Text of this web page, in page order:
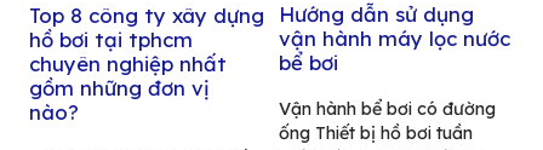
Top 8 công ty xây dựng
hồ bơi tại tphcm
chuyên nghiệp nhất
gồm những đơn vị
nào?
Hướng dẫn sử dụng
vận hành máy lọc nước
bể bơi
Vận hành bể bơi có đường
ống Thiết bị hồ bơi tuần